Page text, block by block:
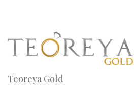
Teoreya Gold